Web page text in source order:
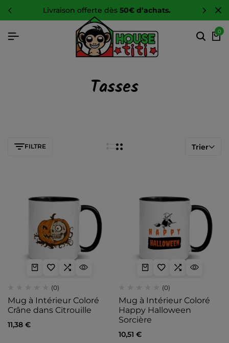
livraison offerte dès 50€ d’achats.
0
Tasses
FILTRE Trier
(0)
Mug à Intérieur Coloré
Crâne dans Citrouille
11,38 €
(0)
Mug à Intérieur Coloré
Happy Halloween
Sorcière
10,51 €